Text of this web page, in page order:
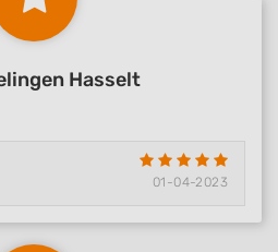
Hasselt
01-04-2023